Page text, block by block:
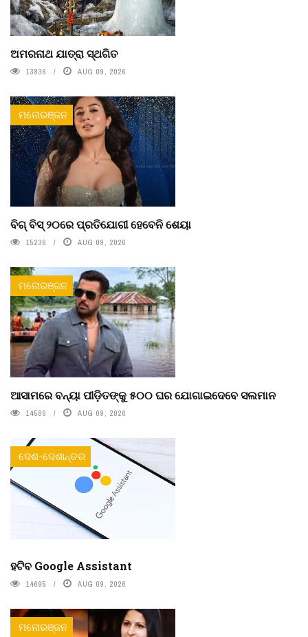
ଅମରନାଥ ଯାତ୍ରା ସ୍ଥଗିତ
13836 AUG 09, 2026
ମନୋରଞ୍ଜନ
ବିଗ୍ ବିସ୍ ୨୦ରେ ପ୍ରତିଯୋଗୀ ହେବେନି ଶେୟା
15236 AUG 09, 2026
ମନୋରଞ୍ଜନ
ଆସାମରେ ବନ୍ୟା ପୀଡ଼ିତଙ୍କୁ ୫୦୦ ଘର ଯୋଗାଇଦେବେ ସଲମାନ
14586 AUG 09, 2026
ଦେଶ-ଦେଶାନ୍ତର
ହଟିବ Google Assistant
14695 AUG 09, 2026
ମନୋରଞ୍ଜନ